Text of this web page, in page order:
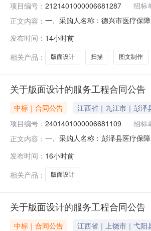
项目编号： 2121401000006681287 招标
正文内容： 一、采购人名称：德兴市医疗保
求或标的基本概况：七、其它事
发布时间： 14小时前
相关产品：
版面设计 扫描 图文制作
关于版面设计的服务工程合同公告
中标｜合同公告 江西省｜九江市｜彭泽
项目编号： 2401401000006681109 招标
正文内容： 一、采购人名称：彭泽县医疗保
务要求或标的基本概况：七、其
发布时间： 16小时前
相关产品：
版面设计
关于版面设计的服务工程合同公告
中标｜合同公告 江西省｜上饶市｜弋阳